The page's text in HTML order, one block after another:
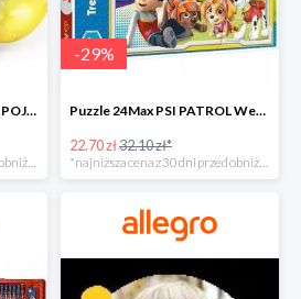
PSI PATROL MARSHALL + POJAZD WÓZ STRAŻACKI DŹWIĘK -48%
*najniższa cena z 30 dni przed obniżką
-29%
Puzzle 24Max PSI PATROL Wesoła drużyna TREFL -29%
22.70 zł32.10 zł*
*najniższa cena z 30 dni przed obniżką